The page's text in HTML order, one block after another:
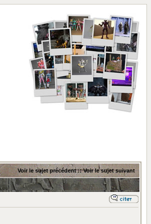
Voir le sujet précédent::Voir le sujet suivant